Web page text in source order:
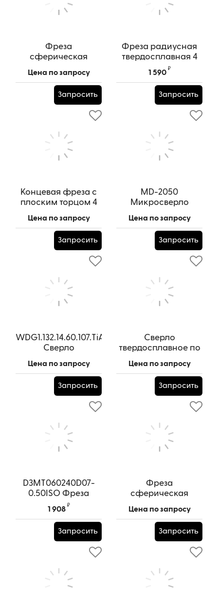
Фреза
сферическая
зуба, HRC55,
10x20x10x75L,R5
HRC55x10x20x10x75L,R5
Цена по запросу
Запросить
Фреза радиусная
твердосплавная 4
зуба, HRC 55,
6х15х6х100L,R03
HRC 55x6х15х6х100L,R03
1 590
₽
Запросить
Концевая фреза с
плоским торцом 4
14х60х14х150L
HRC 55x14х60х14х150L
Цена по запросу
Запросить
MD-2050
Микросверло
металлу 2,05 мм
Артикул:
Цена по запросу
Запросить
WDG1.132.14.60.107.TiAlN
Сверло
мм
Артикул:
WDG1.132.14.60.107.TiAlN
Цена по запросу
Запросить
Сверло
твердосплавное по
HRC55, 3,3х20х62L
HRC55.3,3х20х62L
Цена по запросу
Запросить
D3MT060240D07-
0.50ISO Фреза
резьбонарезная
твердосплавная
D3MT060240D07-
0.50ISO
1 908
₽
Запросить
Фреза
сферическая
зуба, HRC55,
18x36x14x100L,R9
HRC55x18x36x14x100L,R9
Цена по запросу
Запросить